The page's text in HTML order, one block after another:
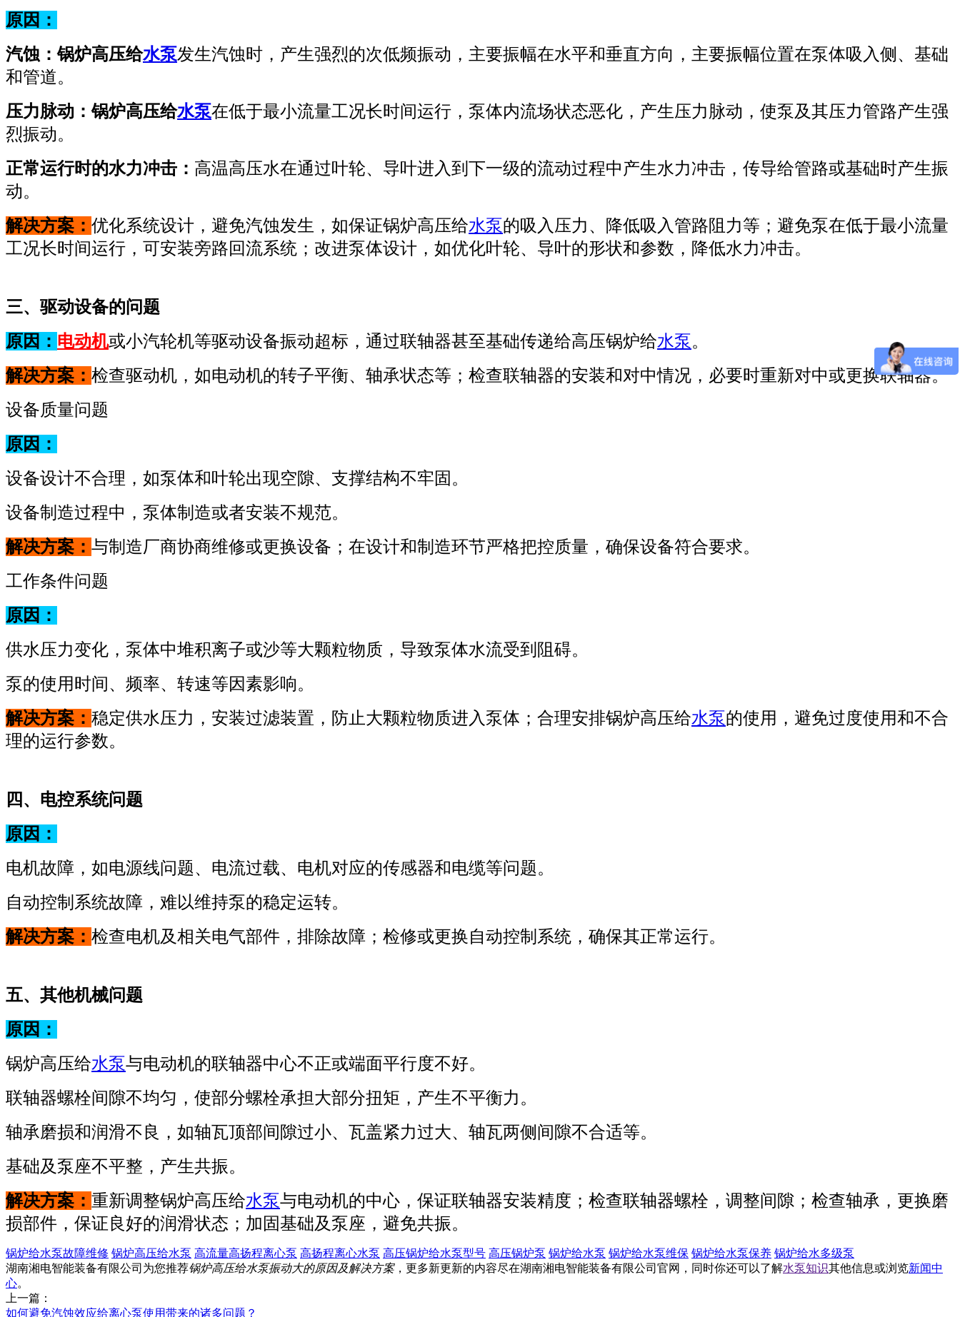
原因：
汽蚀：锅炉高压给水泵发生汽蚀时，产生强烈的次低频振动，主要振幅在水平和垂直方向，主要振幅位置在泵体吸入侧、基础
和管道。
压力脉动：锅炉高压给水泵在低于最小流量工况长时间运行，泵体内流场状态恶化，产生压力脉动，使泵及其压力管路产生强
烈振动。
正常运行时的水力冲击： 高温高压水在通过叶轮、导叶进入到下一级的流动过程中产生水力冲击，传导给管路或基础时产生振
动。
解决方案： 优化系统设计，避免汽蚀发生，如保证锅炉高压给水泵的吸入压力、降低吸入管路阻力等；避免泵在低于最小流量
工况长时间运行，可安装旁路回流系统；改进泵体设计，如优化叶轮、导叶的形状和参数，降低水力冲击。
三、驱动设备的问题
原因： 电动机或小汽轮机等驱动设备振动超标，通过联轴器甚至基础传递给高压锅炉给水泵。
解决方案： 检查驱动机，如电动机的转子平衡、轴承状态等；检查联轴器的安装和对中情况，必要时重新对中或更换联轴器。
设备质量问题
原因：
设备设计不合理，如泵体和叶轮出现空隙、支撑结构不牢固。
设备制造过程中，泵体制造或者安装不规范。
解决方案： 与制造厂商协商维修或更换设备；在设计和制造环节严格把控质量，确保设备符合要求。
工作条件问题
原因：
供水压力变化，泵体中堆积离子或沙等大颗粒物质，导致泵体水流受到阻碍。
泵的使用时间、频率、转速等因素影响。
解决方案： 稳定供水压力，安装过滤装置，防止大颗粒物质进入泵体；合理安排锅炉高压给水泵的使用，避免过度使用和不合
理的运行参数。
四、电控系统问题
原因：
电机故障，如电源线问题、电流过载、电机对应的传感器和电缆等问题。
自动控制系统故障，难以维持泵的稳定运转。
解决方案： 检查电机及相关电气部件，排除故障；检修或更换自动控制系统，确保其正常运行。
五、其他机械问题
原因：
锅炉高压给水泵与电动机的联轴器中心不正或端面平行度不好。
联轴器螺栓间隙不均匀，使部分螺栓承担大部分扭矩，产生不平衡力。
轴承磨损和润滑不良，如轴瓦顶部间隙过小、瓦盖紧力过大、轴瓦两侧间隙不合适等。
基础及泵座不平整，产生共振。
解决方案： 重新调整锅炉高压给水泵与电动机的中心，保证联轴器安装精度；检查联轴器螺栓，调整间隙；检查轴承，更换磨
损部件，保证良好的润滑状态；加固基础及泵座，避免共振。
锅炉给水泵故障维修 锅炉高压给水泵 高流量高扬程离心泵 高扬程离心水泵 高压锅炉给水泵型号 高压锅炉泵 锅炉给水泵 锅炉给水泵维保 锅炉给水泵保养 锅炉给水多级泵
湖南湘电智能装备有限公司为您推荐锅炉高压给水泵振动大的原因及解决方案，更多新更新的内容尽在湖南湘电智能装备有限公司官网，同时你还可以了解水泵知识其他信息或浏览新闻中
心。
上一篇：
如何避免汽蚀效应给离心泵使用带来的诸多问题？